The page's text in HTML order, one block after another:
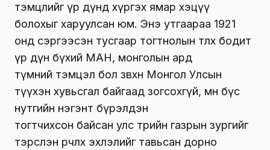
тэмцлийг үр дүнд хүргэх ямар хэцүү
болохыг харуулсан юм. Энэ утгаараа 1921
онд сэргээсэн тусгаар тогтнолын төлөөх бодит
үр дүн бүхий МАН, монголын ард
түмний тэмцэл бол зөвхөн Монгол Улсын
түүхэн хувьсгал байгаад зогсохгүй, мөн бүс
нутгийн нэгэнт бүрэлдэн
тогтчихсон байсан улс төрийн газрын зургийг
тэрслэн өөрчлөх эхлэлийг тавьсан дорно